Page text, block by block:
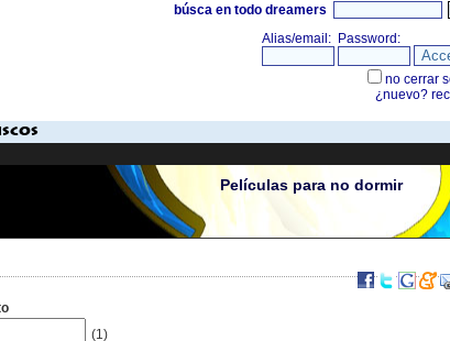
búsca en todo dreamers
Películas para no dormir
(1)